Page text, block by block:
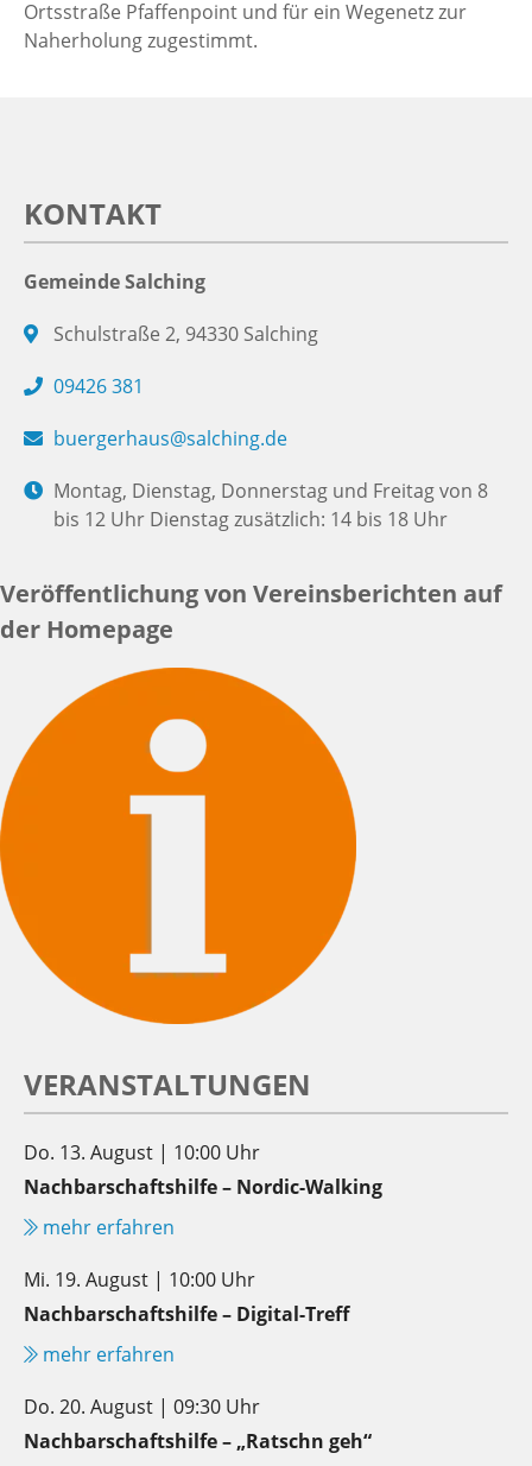
Ortsstraße Pfaffenpoint und für ein Wegenetz zur
Naherholung zugestimmt.
KONTAKT
Gemeinde Salching
Schulstraße 2, 94330 Salching
09426 381
buergerhaus@salching.de
Montag, Dienstag, Donnerstag und Freitag von 8
bis 12 Uhr Dienstag zusätzlich: 14 bis 18 Uhr
Veröffentlichung von Vereinsberichten auf
der Homepage
VERANSTALTUNGEN
Do. 13. August | 10:00 Uhr
Nachbarschaftshilfe – Nordic-Walking
mehr erfahren
Mi. 19. August | 10:00 Uhr
Nachbarschaftshilfe – Digital-Treff
mehr erfahren
Do. 20. August | 09:30 Uhr
Nachbarschaftshilfe – „Ratschn geh“